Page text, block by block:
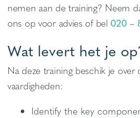
nemen aan de training? Neem
ons op voor advies of bel 020 –
Wat levert het je
Na deze training beschik je over
vaardigheden:
Identify the key